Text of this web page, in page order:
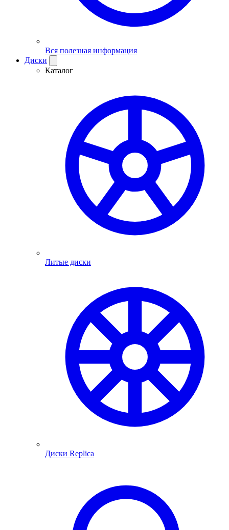
Вся полезная информация
Диски
Каталог
Литые диски
Диски Replica